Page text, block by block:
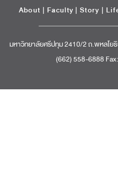
About | Faculty | Story |
มหาวิทยาลัยศรีปทุม 2410/2 ถ.พหลโย
(662) 558-6888